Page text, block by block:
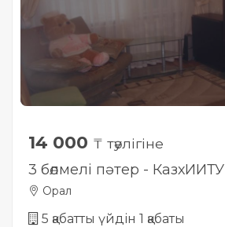
14 000 ₸ тәулігіне
3 бөлмелі пәтер - КазхИИТУ
Орал
5 қабатты үйдін 1 қабаты